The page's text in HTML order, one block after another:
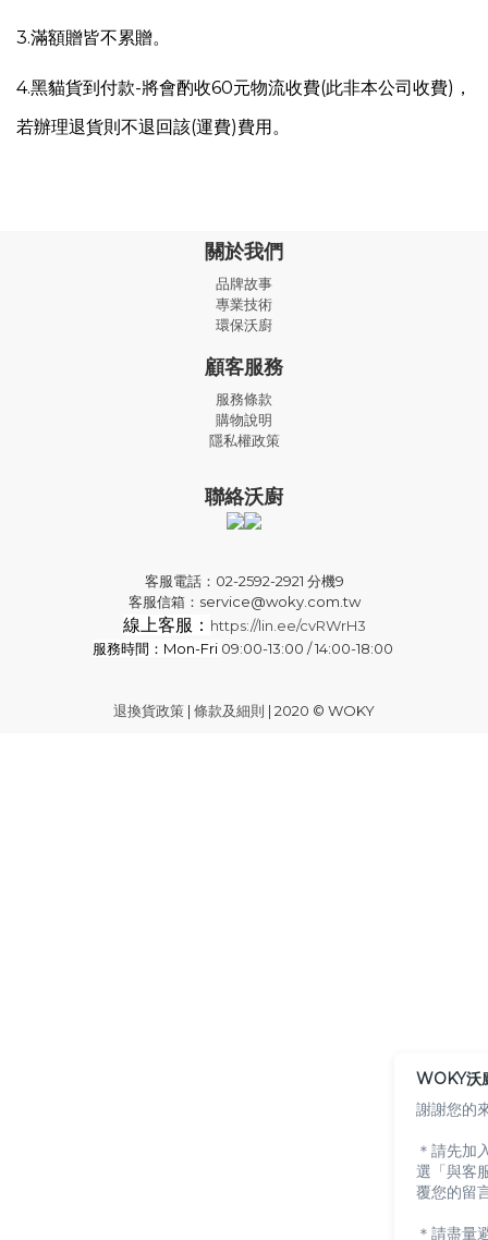
3.滿額贈皆不累贈。
4.黑貓貨到付款-將會酌收60元物流收費(此非本公司收費)，
若辦理退貨則不退回該(運費)費用。
關於我們
品牌故事
專業技術
環保沃廚
顧客服務
服務條款
購物說明
隱私權政策
聯絡沃廚
客服電話：02-2592-2921 分機9
客服信箱：service@woky.com.tw
線上客服： https://lin.ee/cvRWrH3
服務時間：Mon-Fri 09:00-13:00 / 14:00-18:00
退換貨政策 | 條款及細則 | 2020 © WOKY
WOKY沃
謝謝您的
＊請先加
選「與客
覆您的留
＊請盡量